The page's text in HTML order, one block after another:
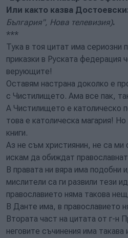
Или както казва
България", Нова телевизия).
***
Тука в тоя цитат има сериозни
приказки в Руската федерация
верующите!
Оставям настрана доколко е
с Чистилището. Ама все пак,
А Чистилището е католическо
това е католическа магария!
книги.
Аз не съм християнин, не са ми
искам да обиждат
В правата ни вяра има
мислители са ги развили тези
православието няма такова
В Данте има, в православието
Втората част на цитата от г-н
неговите съчинения има